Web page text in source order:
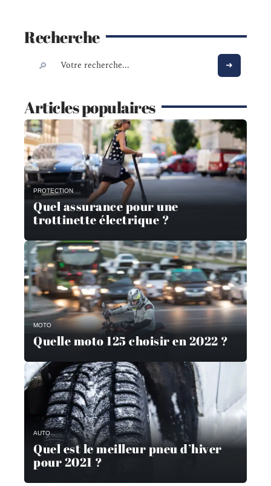
Recherche
Articles populaires
PROTECTION
Quel assurance pour une
trottinette électrique ?
MOTO
Quelle moto 125 choisir en 2022 ?
AUTO
Quel est le meilleur pneu d’hiver
pour 2021 ?